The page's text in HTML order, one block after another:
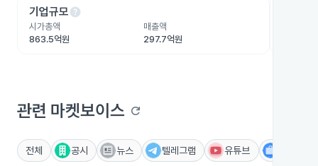
기업규모help
시가총액
863.5억원
매출액
297.7억원
관련 마켓보이스 refresh
전체 공시 뉴스 텔레그램 유튜브